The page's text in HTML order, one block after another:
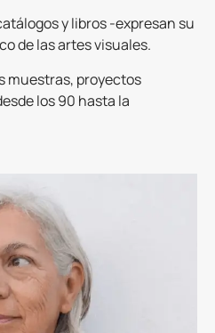
y libros -expresan su
de las artes visuales.
muestras, proyectos
los 90 hasta la